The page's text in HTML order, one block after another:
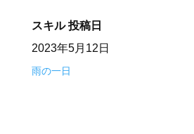
スキル 投稿日
2023年5月12日
雨の一日